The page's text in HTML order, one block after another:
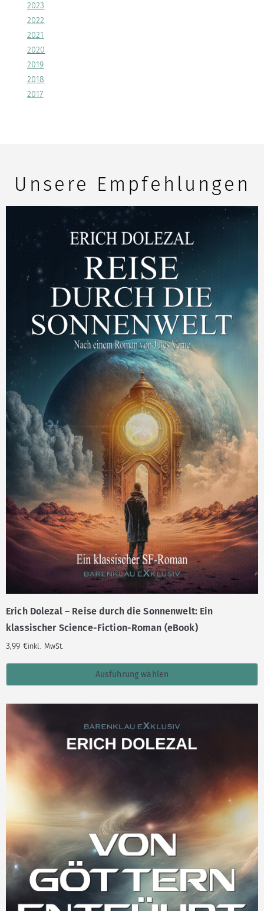
2023
2022
2021
2020
2019
2018
2017
Unsere Empfehlungen
Erich Dolezal – Reise durch die Sonnenwelt: Ein
klassischer Science-Fiction-Roman (eBook)
3,99 €inkl. MwSt.
Ausführung wählen